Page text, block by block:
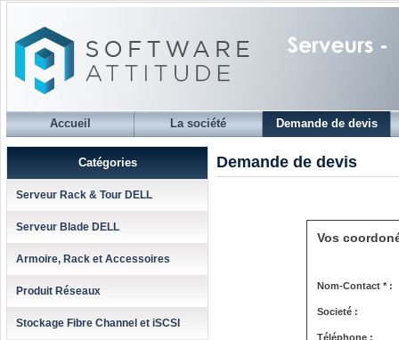
Accueil La société Demande de devis
Catégories
Serveur Rack & Tour DELL
Serveur Blade DELL
Armoire, Rack et Accessoires
Produit Réseaux
Stockage Fibre Channel et iSCSI
Demande de devis
Vos
Nom-Contact * :
Societé :
Téléphone :